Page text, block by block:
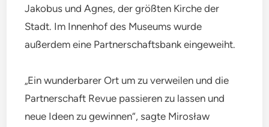
Jakobus und Agnes, der größten Kirche der
Stadt. Im Innenhof des Museums wurde
außerdem eine Partnerschaftsbank eingeweiht.
„Ein wunderbarer Ort um zu verweilen und die
Partnerschaft Revue passieren zu lassen und
neue Ideen zu gewinnen“, sagte Mirosław